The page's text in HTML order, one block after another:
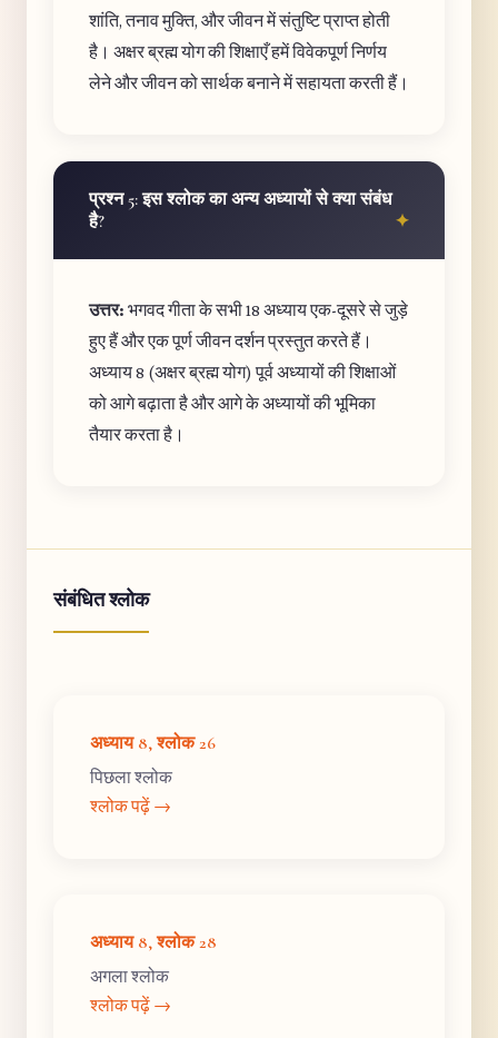
शांति, तनाव मुक्ति, और जीवन में संतुष्टि प्राप्त होती
है। अक्षर ब्रह्म योग की शिक्षाएँ हमें विवेकपूर्ण निर्णय
लेने और जीवन को सार्थक बनाने में सहायता करती हैं।
प्रश्न 5: इस श्लोक का अन्य अध्यायों से क्या संबंध
है?
उत्तर: भगवद गीता के सभी 18 अध्याय एक-दूसरे से जुड़े
हुए हैं और एक पूर्ण जीवन दर्शन प्रस्तुत करते हैं।
अध्याय 8 (अक्षर ब्रह्म योग) पूर्व अध्यायों की शिक्षाओं
को आगे बढ़ाता है और आगे के अध्यायों की भूमिका
तैयार करता है।
संबंधित श्लोक
अध्याय 8, श्लोक 26
पिछला श्लोक
श्लोक पढ़ें →
अध्याय 8, श्लोक 28
अगला श्लोक
श्लोक पढ़ें →